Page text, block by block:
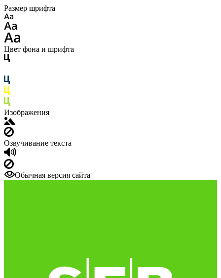
Размер шрифта
Цвет фона и шрифта
Изображения
Озвучивание текста
Обычная версия сайта